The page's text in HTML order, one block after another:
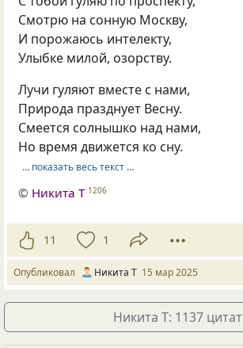
Смотрю на сонную Москву,
И порожаюсь интелекту,
Улыбке милой, озорству.
Лучи гуляют вместе с нами,
Природа празднует Весну.
Смеется солнышко над нами,
Но время движется ко сну.
… показать весь текст …
© Никита Т 1206
11 1
Опубликовал Никита Т 15 мар 2025
Никита Т: 1137 цитат